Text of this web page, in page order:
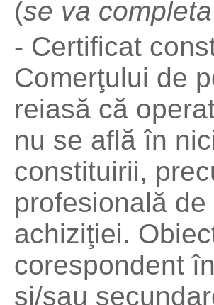
(se va completa
- Certificat
Comerţului de
reiasă că
nu se află în
constituirii,
profesională
achiziţiei.
corespondent
şi/sau